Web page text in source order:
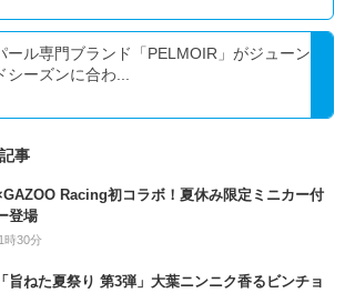
ール専門ブランド「PELMOIR」がジューン
シーズンに合わ...
事
Racing初コラボ！夏休み限定ミニカー付
登場
時30分
旨ねた夏祭り 第3弾」大葉ニンニク香るビンチョ